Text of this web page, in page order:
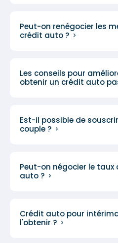
Peut-on renégocier les
crédit auto ?
Les conseils pour
obtenir un crédit auto
Est-il possible de
couple ?
Peut-on négocier le taux
auto ?
Crédit auto pour
l'obtenir ?